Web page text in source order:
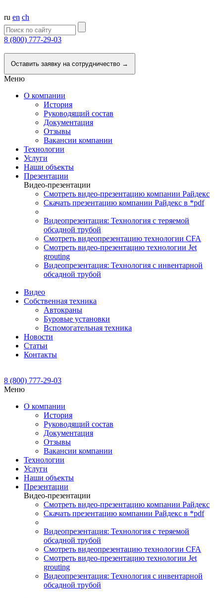
ru en ch
8 (800) 777-29-03
Оставить заявку на сотрудничество →
Меню
О компании
История
Руководящий состав
Документация
Отзывы
Вакансии компании
Технологии
Услуги
Наши объекты
Презентации
Видео-презентации
Смотреть видео-презентацию компании Райдекс
Скачать презентацию компании Райдекс в *pdf
Видеопрезентация: Технология с теряемой
обсадной трубой
Смотреть видеопрезентацию технологии CFA
Смотреть видео-презентацию технологии Jet
grouting
Видеопрезентация: Технология с инвентарной
обсадной трубой
Видео
Собственная техника
Автокраны
Буровые установки
Вспомогательная техника
Новости
Статьи
Контакты
8 (800) 777-29-03
Меню
О компании
История
Руководящий состав
Документация
Отзывы
Вакансии компании
Технологии
Услуги
Наши объекты
Презентации
Видео-презентации
Смотреть видео-презентацию компании Райдекс
Скачать презентацию компании Райдекс в *pdf
Видеопрезентация: Технология с теряемой
обсадной трубой
Смотреть видеопрезентацию технологии CFA
Смотреть видео-презентацию технологии Jet
grouting
Видеопрезентация: Технология с инвентарной
обсадной трубой